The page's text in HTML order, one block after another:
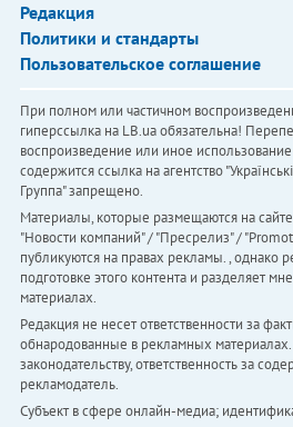
Редакция
Политики и стандарты
Пользовательское соглашение
При полном или частичном
гиперссылка на LB.ua обязательна!
воспроизведение или иное
содержится ссылка на агентство
Группа" запрещено.
Материалы, которые размещаются на
"Новости компаний" / "Пресрелиз" /
публикуются на правах рекламы. , однако
подготовке этого контента и разделяет
материалах.
Редакция не несет ответственности за
обнародованные в рекламных
законодательству, ответственность за
рекламодатель.
Субъект в сфере онлайн-медиа;